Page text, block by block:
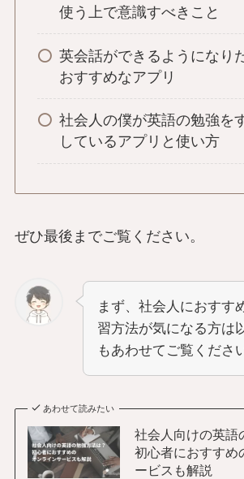
使う上で意識すべきこと
英会話ができるようになり
おすすめなアプリ
社会人の僕が英語の勉強を
しているアプリと使い方
ぜひ最後までご覧ください。
まず、社会人におすす
習方法が気になる方は
もあわせてご覧くださ
あわせて読みたい
社会人向けの英語
初心者におすすめ
ービスも解説